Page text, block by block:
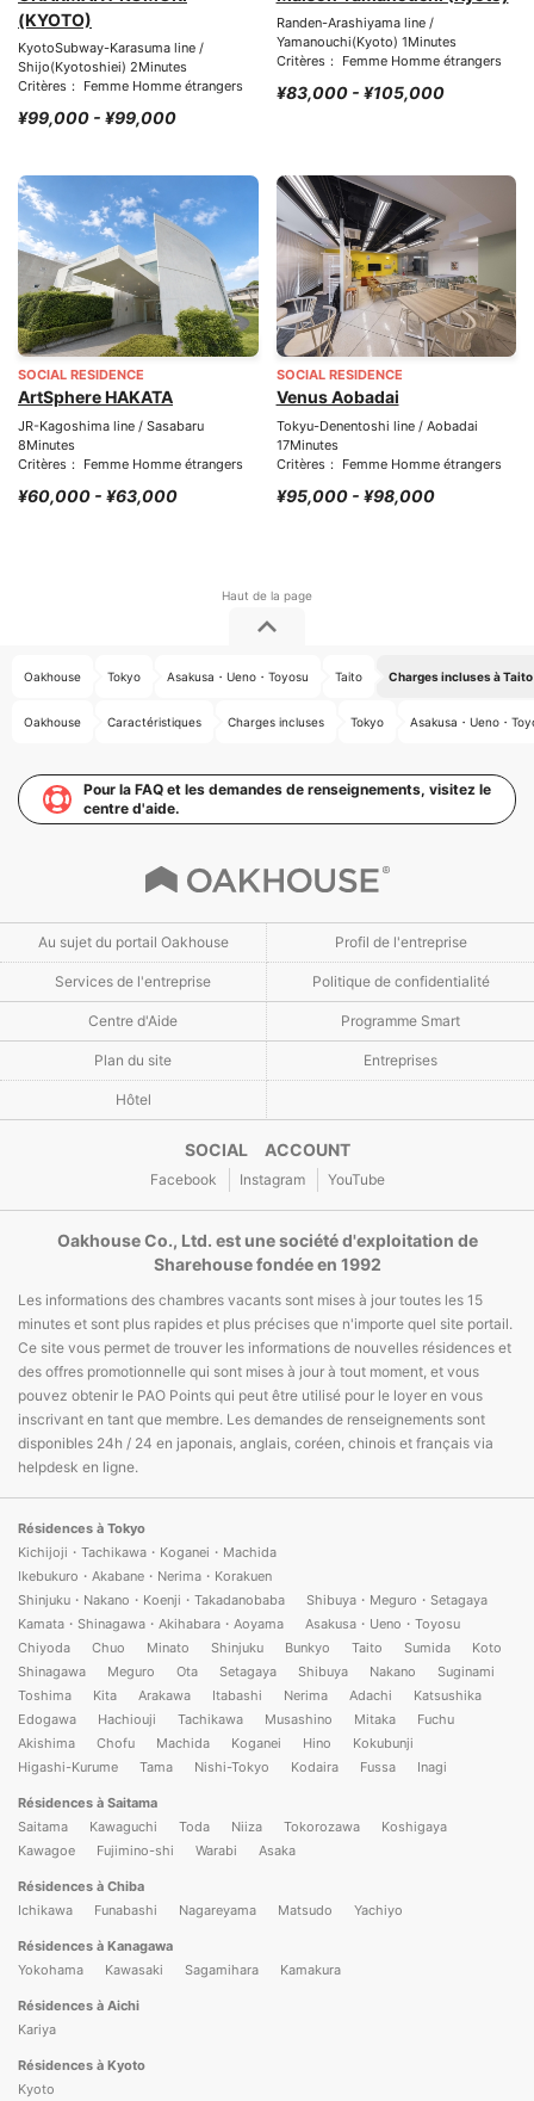
(KYOTO)
KyotoSubway-Karasuma line /
Shijo(Kyotoshiei) 2Minutes
Critères： Femme Homme étrangers
¥99,000 - ¥99,000
Randen-Arashiyama line /
Yamanouchi(Kyoto) 1Minutes
Critères： Femme Homme étrangers
¥83,000 - ¥105,000
SOCIAL RESIDENCE
ArtSphere HAKATA
JR-Kagoshima line / Sasabaru
8Minutes
Critères： Femme Homme étrangers
¥60,000 - ¥63,000
SOCIAL RESIDENCE
Venus Aobadai
Tokyu-Denentoshi line / Aobadai
17Minutes
Critères： Femme Homme étrangers
¥95,000 - ¥98,000
Oakhouse Tokyo Asakusa・Ueno・Toyosu Taito Charges incluses à Taito
Oakhouse Caractéristiques Charges incluses Tokyo Asakusa・Ueno・
Pour la FAQ et les demandes de renseignements, visitez le
centre d'aide.
Au sujet du portail Oakhouse Profil de l'entreprise
Services de l'entreprise Politique de confidentialité
Centre d'Aide Programme Smart
Plan du site Entreprises
Hôtel
SOCIAL ACCOUNT
Facebook Instagram YouTube
Oakhouse Co., Ltd. est une société d'exploitation de
Sharehouse fondée en 1992
Les informations des chambres vacants sont mises à jour toutes les 15
minutes et sont plus rapides et plus précises que n'importe quel site portail.
Ce site vous permet de trouver les informations de nouvelles résidences et
des offres promotionnelle qui sont mises à jour à tout moment, et vous
pouvez obtenir le PAO Points qui peut être utilisé pour le loyer en vous
inscrivant en tant que membre. Les demandes de renseignements sont
disponibles 24h / 24 en japonais, anglais, coréen, chinois et français via
helpdesk en ligne.
Résidences à Tokyo
Kichijoji・Tachikawa・Koganei・Machida
Ikebukuro・Akabane・Nerima・Korakuen
Shinjuku・Nakano・Koenji・Takadanobaba
Shibuya・Meguro・Setagaya
Kamata・Shinagawa・Akihabara・Aoyama
Asakusa・Ueno・Toyosu
Chiyoda
Chuo Minato Shinjuku Bunkyo Taito Sumida
Koto
Shinagawa
Meguro Ota Setagaya Shibuya Nakano
Suginami
Toshima
Kita Arakawa Itabashi Nerima Adachi
Katsushika
Edogawa
Hachiouji Tachikawa Musashino Mitaka
Fuchu
Akishima
Chofu Machida Koganei Hino
Kokubunji
Higashi-Kurume
Tama Nishi-Tokyo Kodaira Fussa Inagi
Résidences à Saitama
Saitama
Kawaguchi Toda Niiza Tokorozawa
Koshigaya
Kawagoe
Fujimino-shi Warabi Asaka
Résidences à Chiba
Ichikawa
Funabashi Nagareyama Matsudo Yachiyo
Résidences à Kanagawa
Yokohama
Kawasaki Sagamihara Kamakura
Résidences à Aichi
Kariya
Résidences à Kyoto
Kyoto